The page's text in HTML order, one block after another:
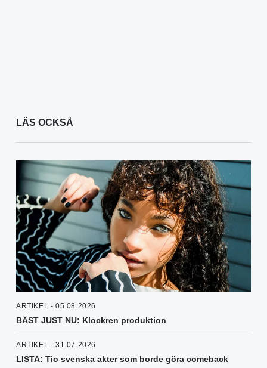
LÄS OCKSÅ
ARTIKEL - 05.08.2026
BÄST JUST NU: Klockren produktion
ARTIKEL - 31.07.2026
LISTA: Tio svenska akter som borde göra comeback